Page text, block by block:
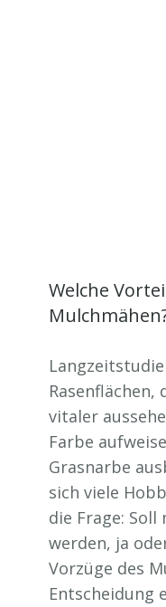
Welche
vitaler
Farbe
Grasnarbe
sich viele
die Frage: Soll
werden, ja
Vorzüge des
Entscheidung